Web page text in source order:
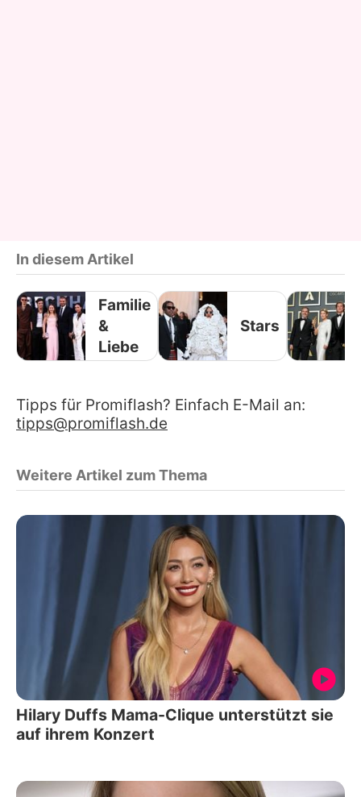
In diesem Artikel
Familie
&
Liebe
Stars
Tipps für Promiflash? Einfach E-Mail an:
tipps@promiflash.de
Weitere Artikel zum Thema
Hilary Duffs Mama-Clique unterstützt sie
auf ihrem Konzert